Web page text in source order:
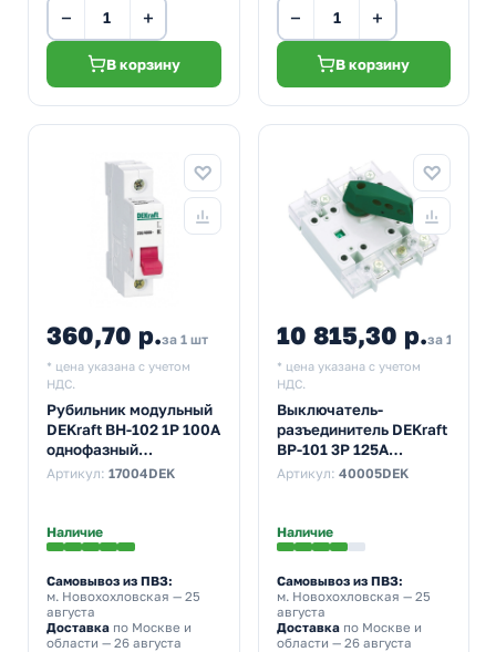
− +
В корзину
− +
В корзину
360,70 р.за 1 шт
* цена указана с учетом
НДС.
Рубильник модульный
DEKraft ВН-102 1P 100А
однофазный
(выключатель
Артикул: 17004DEK
Наличие
Самовывоз из ПВЗ:
м. Новохохловская — 25
августа
Доставка по Москве и
области — 26 августа
10 815,30 р.за 1 шт
* цена указана с учетом
НДС.
Выключатель-
разъединитель DEKraft
ВР-101 3P 125A
трехфазный
Артикул: 40005DEK
Наличие
Самовывоз из ПВЗ:
м. Новохохловская — 25
августа
Доставкапо Москве и
области — 26 августа